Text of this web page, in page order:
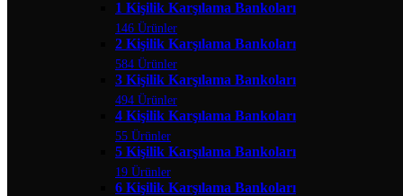
1 Kişilik Karşılama Bankoları
146 Ürünler
2 Kişilik Karşılama Bankoları
584 Ürünler
3 Kişilik Karşılama Bankoları
494 Ürünler
4 Kişilik Karşılama Bankoları
55 Ürünler
5 Kişilik Karşılama Bankoları
19 Ürünler
6 Kişilik Karşılama Bankoları